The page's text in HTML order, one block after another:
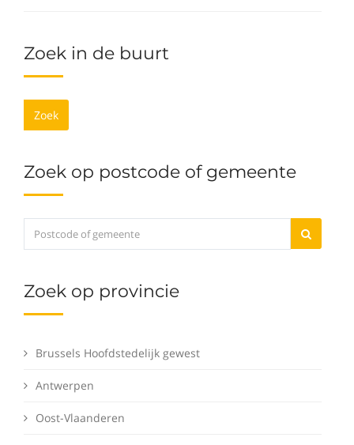
Zoek in de buurt
Zoek
Zoek op postcode of gemeente
Zoek op provincie
Brussels Hoofdstedelijk gewest
Antwerpen
Oost-Vlaanderen